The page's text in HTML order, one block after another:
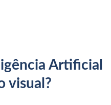
Artificial
visual?